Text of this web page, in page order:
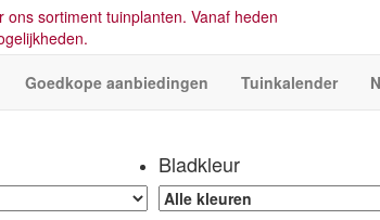
sortiment tuinplanten. Vanaf heden
Goedkope aanbiedingen Tuinkalender
Bladkleur